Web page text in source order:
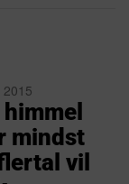
mindst
vil